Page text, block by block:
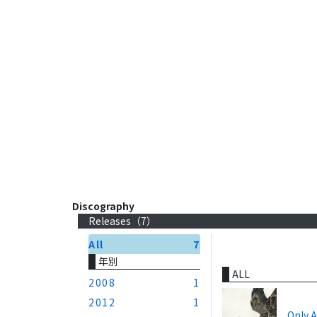
Discography
Releases（7）
All
7
年別
2008
1
2012
1
ALL